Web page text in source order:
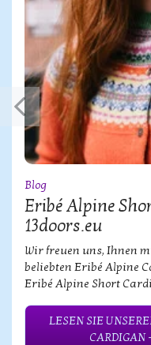
Blog
Eribé Alpine
13doors.eu
Wir freuen uns, Ihnen
beliebten Eribé Alpine
Eribé Alpine Short
LESEN SIE
CARDIGAN